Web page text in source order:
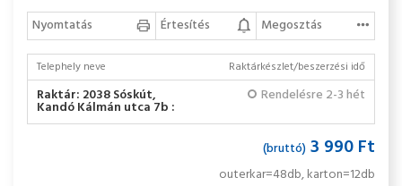
Nyomtatás
Értesítés Megosztás
Telephely neve Raktárkészlet/beszerzési idő
Raktár: 2038 Sóskút,
Kandó Kálmán utca 7b :
Rendelésre 2-3 hét
(bruttó) 3 990 Ft
outerkar=48db, karton=12db